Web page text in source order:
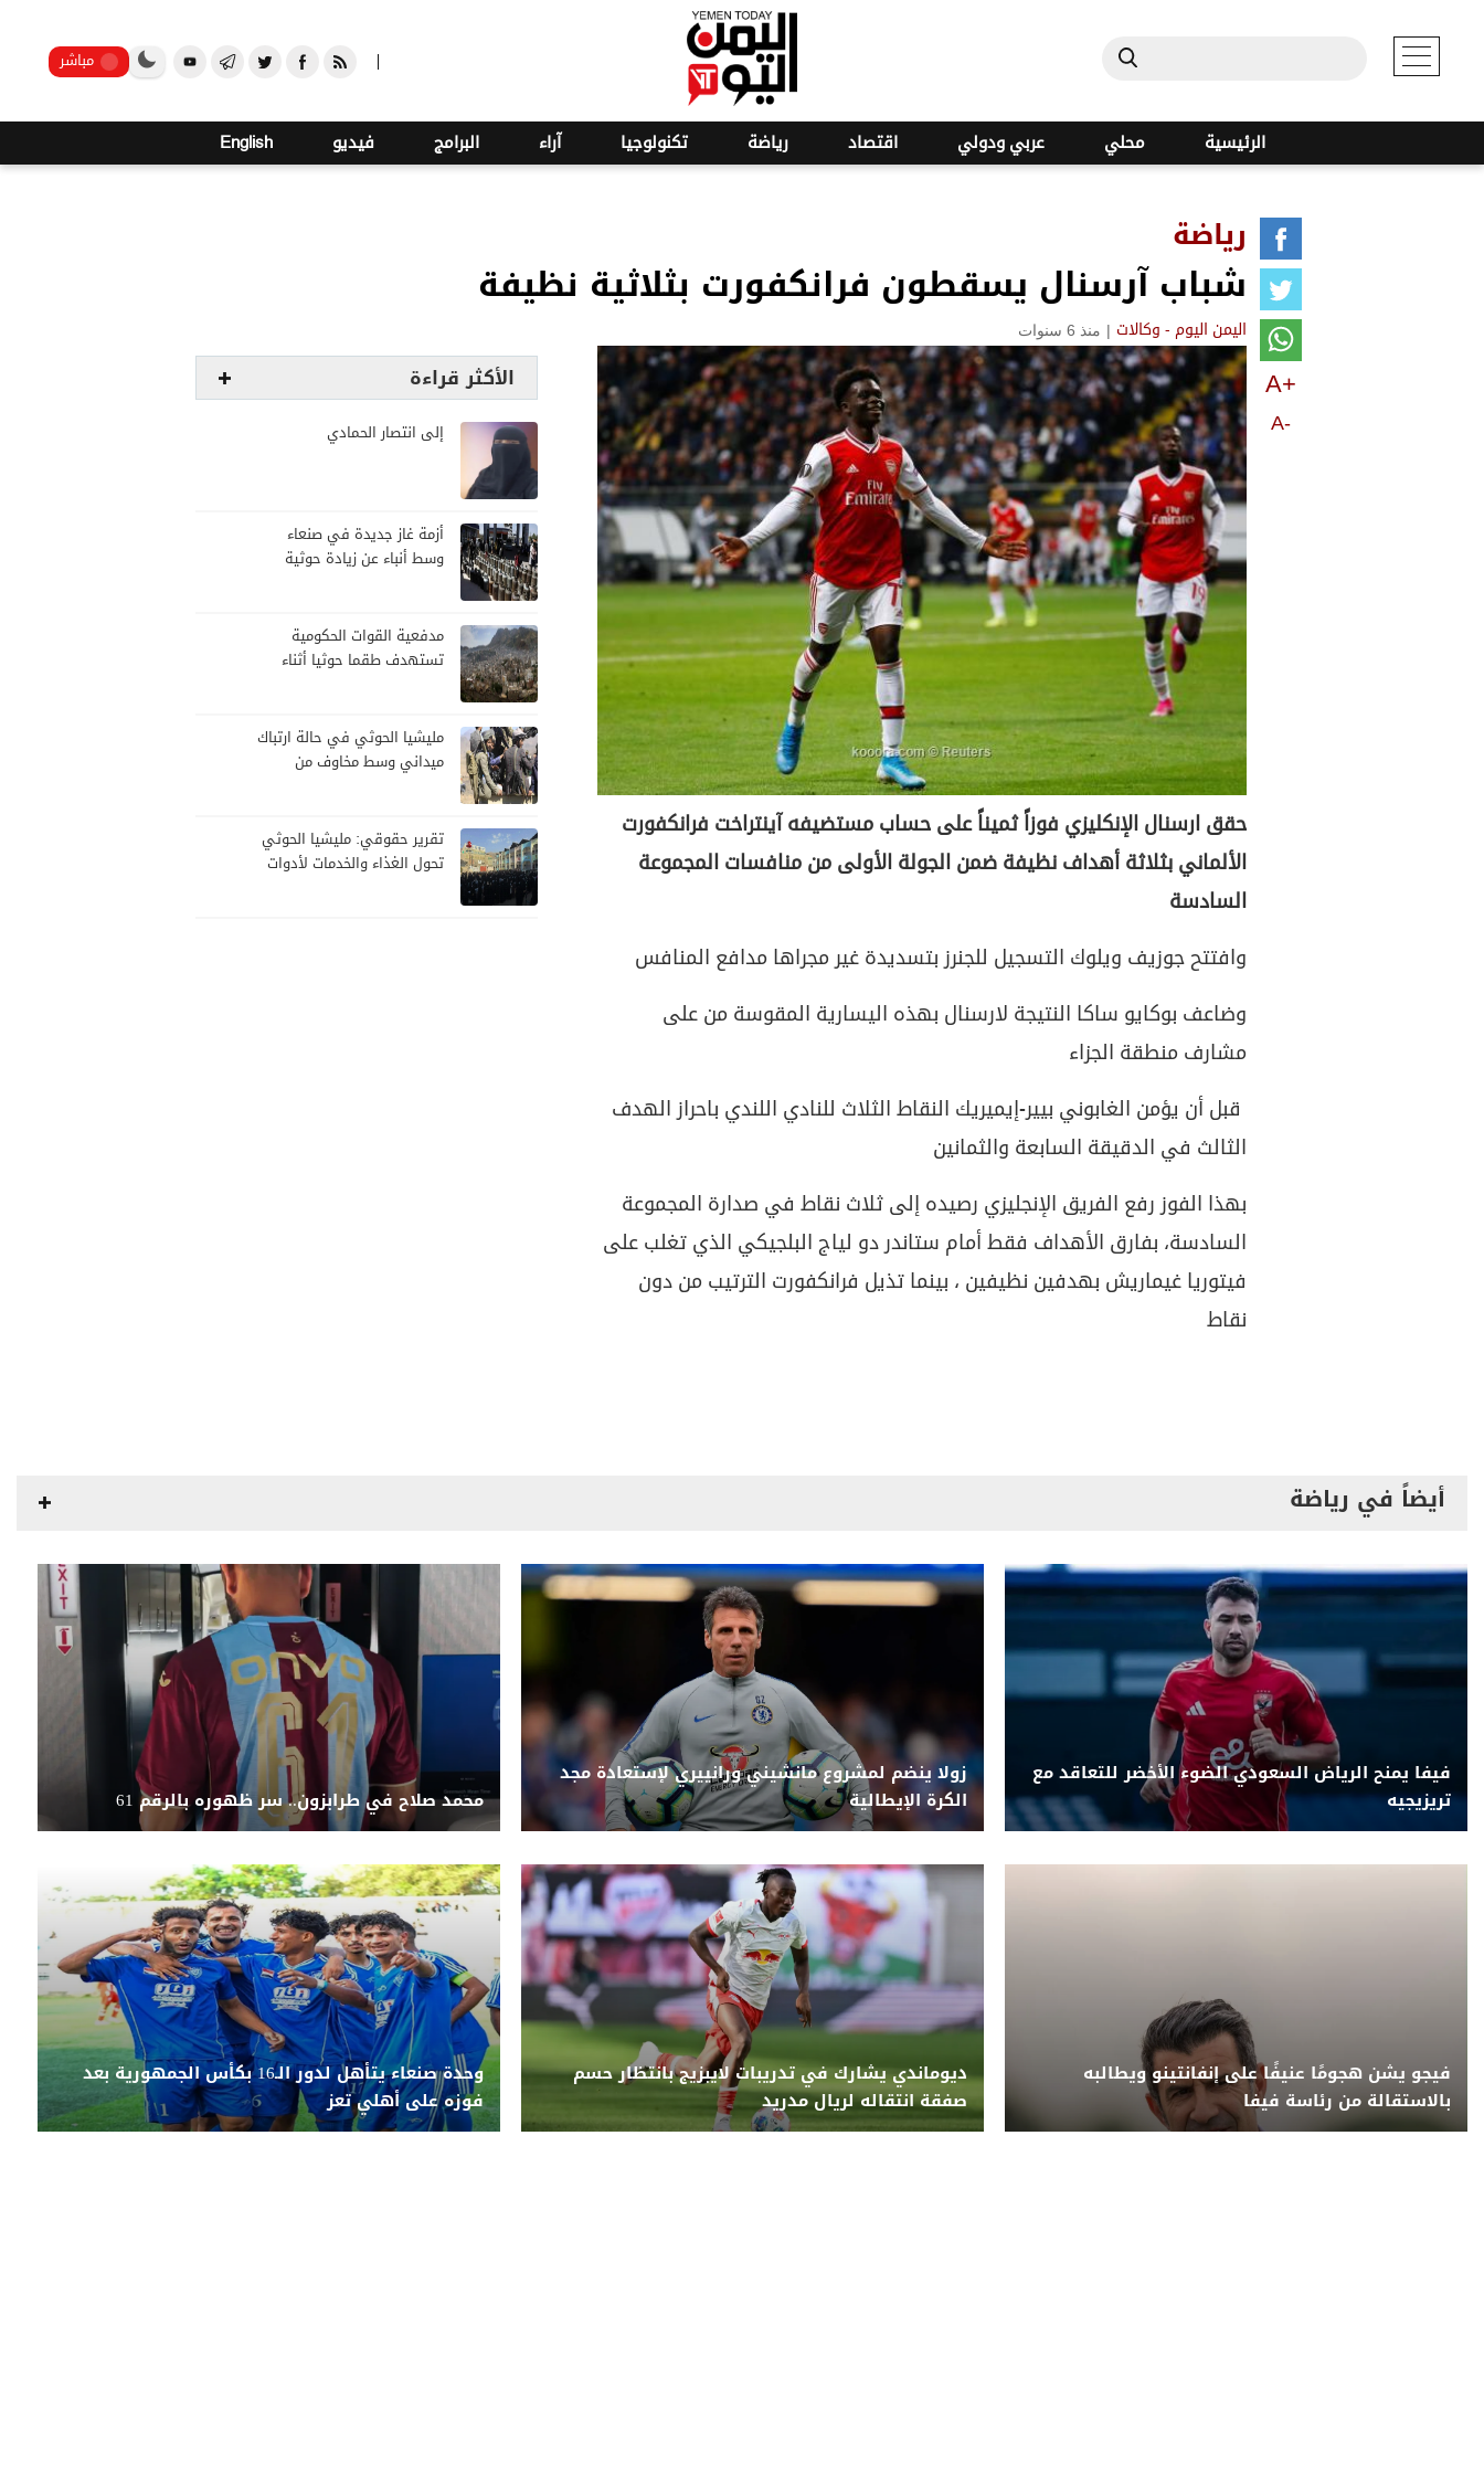
مباشر
الرئيسية محلي عربي ودولي اقتصاد رياضة تكنولوجيا آراء البرامج فيديو English
رياضة
شباب آرسنال يسقطون فرانكفورت بثلاثية نظيفة
اليمن اليوم - وكالات | منذ 6 سنوات
A+
A-
حقق ارسنال الإنكليزي فوزاً ثميناً على حساب مستضيفه آينتراخت فرانكفورت
الألماني بثلاثة أهداف نظيفة ضمن الجولة الأولى من منافسات المجموعة
السادسة
وافتتح جوزيف ويلوك التسجيل للجنرز بتسديدة غير مجراها مدافع المنافس
وضاعف بوكايو ساكا النتيجة لارسنال بهذه اليسارية المقوسة من على
مشارف منطقة الجزاء
قبل أن يؤمن الغابوني بيير-إيميريك النقاط الثلاث للنادي اللندي باحراز الهدف
الثالث في الدقيقة السابعة والثمانين
بهذا الفوز رفع الفريق الإنجليزي رصيده إلى ثلاث نقاط في صدارة المجموعة
السادسة، بفارق الأهداف فقط أمام ستاندر دو لياج البلجيكي الذي تغلب على
فيتوريا غيماريش بهدفين نظيفين ، بينما تذيل فرانكفورت الترتيب من دون
نقاط
الأكثر قراءة
إلى انتصار الحمادي
أزمة غاز جديدة في صنعاء
وسط أنباء عن زيادة حوثية
مدفعية القوات الحكومية
تستهدف طقما حوثيا أثناء
مليشيا الحوثي في حالة ارتباك
ميداني وسط مخاوف من
تقرير حقوقي: مليشيا الحوثي
تحول الغذاء والخدمات لأدوات
أيضاً في رياضة
فيفا يمنح الرياض السعودي الضوء الأخضر للتعاقد مع
تريزيجيه
زولا ينضم لمشروع مانشيني ورانييري لإستعادة مجد
الكرة الإيطالية
محمد صلاح في طرابزون.. سر ظهوره بالرقم 61
فيجو يشن هجومًا عنيفًا على إنفانتينو ويطالبه
بالاستقالة من رئاسة فيفا
ديوماندي يشارك في تدريبات لايبزيج بانتظار حسم
صفقة انتقاله لريال مدريد
وحدة صنعاء يتأهل لدور الـ16 بكأس الجمهورية بعد
فوزه على أهلي تعز